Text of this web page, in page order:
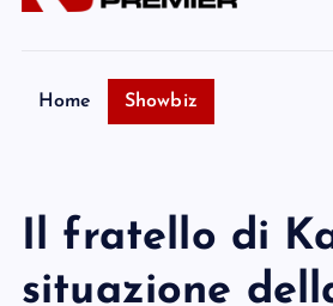
Home Showbiz
Il fratello di
situazione